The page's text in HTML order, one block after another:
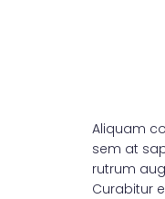
Aliquam
sem at
rutrum
Curabitur